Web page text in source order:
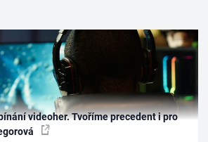
videoher. Tvoříme precedent i pro